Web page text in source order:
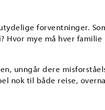
forventninger.
mye må hver familie
unngår dere
nok til både reise,